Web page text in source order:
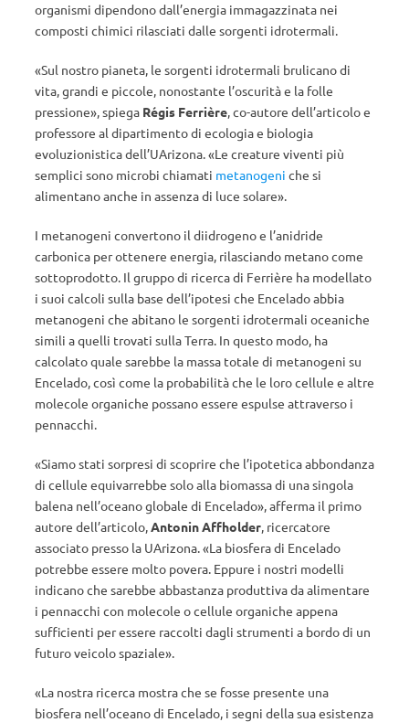
organismi dipendono dall’energia immagazzinata nei
composti chimici rilasciati dalle sorgenti idrotermali.
«Sul nostro pianeta, le sorgenti idrotermali brulicano di
vita, grandi e piccole, nonostante l’oscurità e la folle
pressione», spiega Régis Ferrière, co-autore dell’articolo e
professore al dipartimento di ecologia e biologia
evoluzionistica dell’UArizona. «Le creature viventi più
semplici sono microbi chiamati metanogeni che si
alimentano anche in assenza di luce solare».
I metanogeni convertono il diidrogeno e l’anidride
carbonica per ottenere energia, rilasciando metano come
sottoprodotto. Il gruppo di ricerca di Ferrière ha modellato
i suoi calcoli sulla base dell’ipotesi che Encelado abbia
metanogeni che abitano le sorgenti idrotermali oceaniche
simili a quelli trovati sulla Terra. In questo modo, ha
calcolato quale sarebbe la massa totale di metanogeni su
Encelado, così come la probabilità che le loro cellule e altre
molecole organiche possano essere espulse attraverso i
pennacchi.
«Siamo stati sorpresi di scoprire che l’ipotetica abbondanza
di cellule equivarrebbe solo alla biomassa di una singola
balena nell’oceano globale di Encelado», afferma il primo
autore dell’articolo,Antonin Affholder, ricercatore
associato presso la UArizona. «La biosfera di Encelado
potrebbe essere molto povera. Eppure i nostri modelli
indicano che sarebbe abbastanza produttiva da alimentare
i pennacchi con molecole o cellule organiche appena
sufficienti per essere raccolti dagli strumenti a bordo di un
futuro veicolo spaziale».
«La nostra ricerca mostra che se fosse presente una
biosfera nell’oceano di Encelado, i segni della sua esistenza